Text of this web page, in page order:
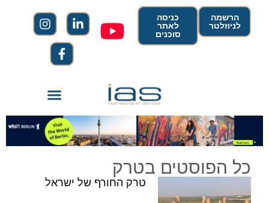
הרשמה
לניוזלטר
כניסה
לאתר
סוכנים
כל הפוסטים בטרק
טרק החורף של ישראל